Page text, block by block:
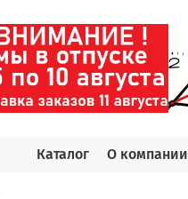
Каталог О компании